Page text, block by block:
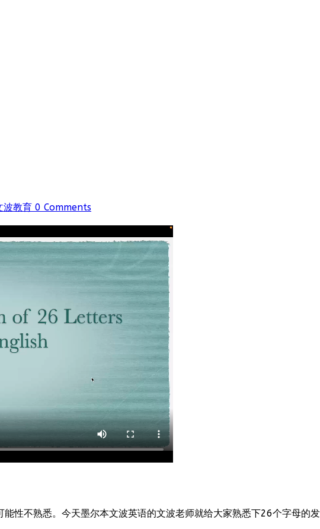
波教育 0 Comments
性不熟悉。今天墨尔本文波英语的文波老师就给大家熟悉下26个字母的发